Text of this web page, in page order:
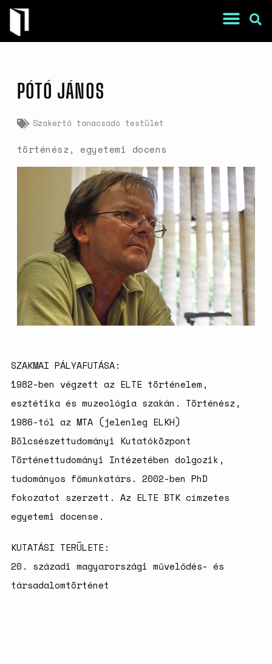
War Is a Male Game
Zweiter Weltkrieg: Sexuelle
Gewalt als Kriegswaffe
Book of Sorrows: Kosovo War
Rape Survivors Tell Their
Stories
A háborús nemi erőszak és a
nőgyógyász lobbi hatása a
magyarországi
születésszabályozási
rendszerre
Bálsój szerelem a málenkij
robot idején
PÓTÓ JÁNOS
Szakértő tanácsadó testület
történész, egyetemi docens
SZAKMAI PÁLYAFUTÁSA:
1982-ben végzett az ELTE történelem,
esztétika és muzeológia szakán. Történész,
1986-tól az MTA (jelenleg ELKH)
Bölcsészettudományi Kutatóközpont
Történettudományi Intézetében dolgozik,
tudományos főmunkatárs. 2002-ben PhD
fokozatot szerzett. Az ELTE BTK címzetes
egyetemi docense.
KUTATÁSI TERÜLETE:
20. századi magyarországi művelődés- és
társadalomtörténet